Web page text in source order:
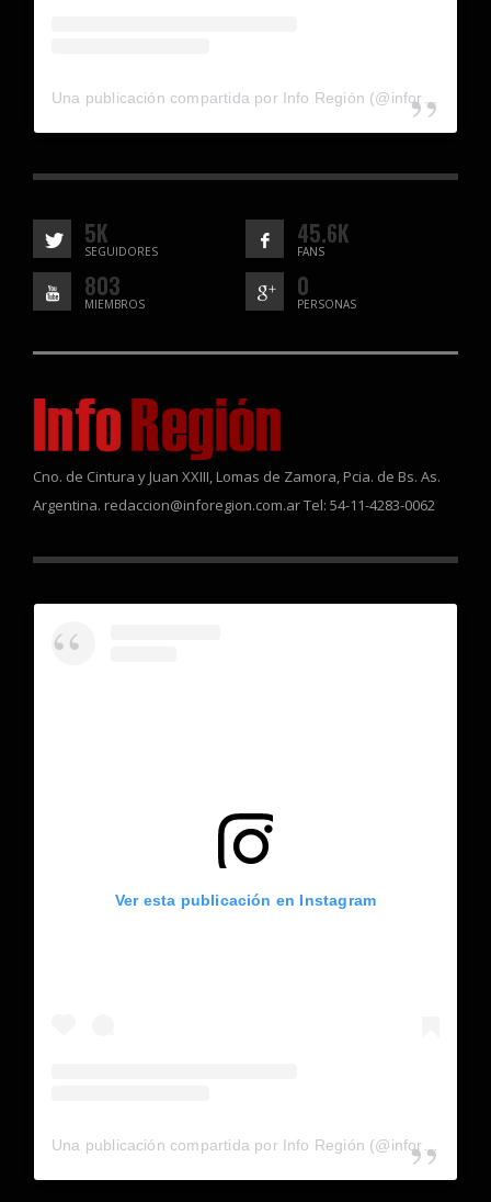
Una publicación compartida por Info Región (@inforegion_redes)
5K
SEGUIDORES
45.6K
FANS
803
MIEMBROS
0
PERSONAS
Cno. de Cintura y Juan XXIII, Lomas de Zamora, Pcia. de Bs. As.
Argentina. redaccion@inforegion.com.ar Tel: 54-11-4283-0062
Ver esta publicación en Instagram